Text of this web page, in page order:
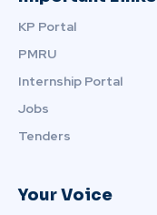
KP Portal
PMRU
Internship Portal
Jobs
Tenders
Your Voice